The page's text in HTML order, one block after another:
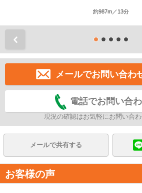
約987m／13分
メールでお問い合わ
電話でお問い合
現況の確認はお気軽にお問い合わ
メールで共有する
お客様の声